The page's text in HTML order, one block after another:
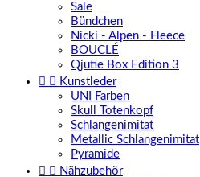
Sale
Bündchen
Nicki - Alpen - Fleece
BOUCLÉ
Qjutie Box Edition 3
  Kunstleder
UNI Farben
Skull Totenkopf
Schlangenimitat
Metallic Schlangenimitat
Pyramide
  Nähzubehör